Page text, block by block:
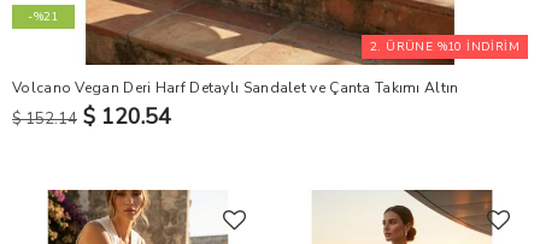
2. ÜRÜNE %10 İNDİRİM
-%21
Volcano Vegan Deri Harf Detaylı Sandalet ve Çanta Takımı Altın
$ 152.14 $ 120.54